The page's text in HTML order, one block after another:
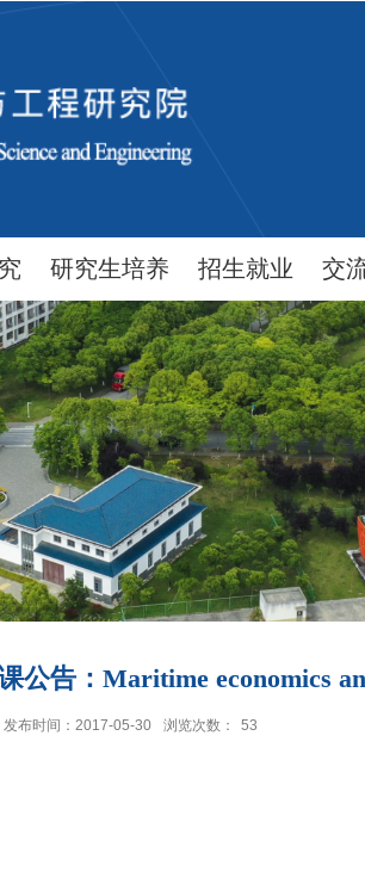
研究生培养 招生就业 交
公告：Maritime economics
发布时间：2017-05-30 浏览次数： 53